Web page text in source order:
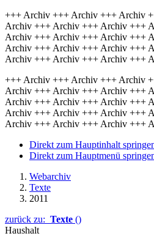
+++ Archiv +++ Archiv +++ Archiv
Archiv +++ Archiv +++ Archiv +++
Archiv +++ Archiv +++ Archiv +++
Archiv +++ Archiv +++ Archiv +++
Archiv +++ Archiv +++ Archiv +++
+++ Archiv +++ Archiv +++ Archiv
Archiv +++ Archiv +++ Archiv +++
Archiv +++ Archiv +++ Archiv +++
Archiv +++ Archiv +++ Archiv +++
Archiv +++ Archiv +++ Archiv +++
Direkt zum Hauptinhalt
Direkt zum Hauptmenü
Webarchiv
Texte
2011
zurück zu: Texte ()
Haushalt